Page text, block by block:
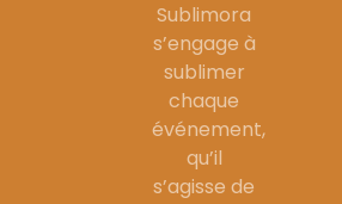
Sublimora
s’engage à
sublimer
chaque
événement,
qu’il
s’agisse de